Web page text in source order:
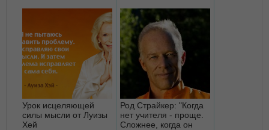
Урок исцеляющей
силы мысли от Луизы
Хей
Род Страйкер: "Когда
нет учителя - проще.
Сложнее, когда он